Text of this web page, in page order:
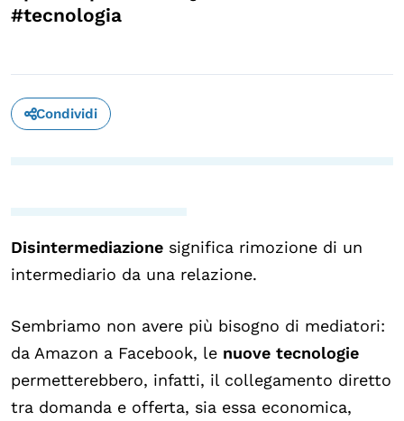
#tecnologia
Condividi
Disintermediazione significa rimozione di un
intermediario da una relazione.
Sembriamo non avere più bisogno di mediatori:
da Amazon a Facebook, le nuove tecnologie
permetterebbero, infatti, il collegamento diretto
tra domanda e offerta, sia essa economica,